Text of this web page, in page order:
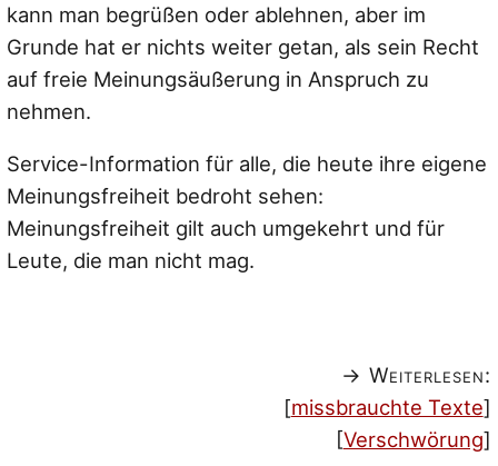
kann man begrüßen oder ablehnen, aber im
Grunde hat er nichts weiter getan, als sein Recht
auf freie Meinungsäußerung in Anspruch zu
nehmen.
Service-Information für alle, die heute ihre eigene
Meinungsfreiheit bedroht sehen:
Meinungsfreiheit gilt auch umgekehrt und für
Leute, die man nicht mag.
→ Weiterlesen:
[missbrauchte Texte]
[Verschwörung]